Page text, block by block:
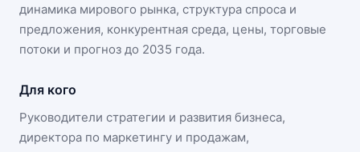
динамика мирового рынка, структура спроса и
предложения, конкурентная среда, цены, торговые
потоки и прогноз до 2035 года.
Для кого
Руководители стратегии и развития бизнеса,
директора по маркетингу и продажам,